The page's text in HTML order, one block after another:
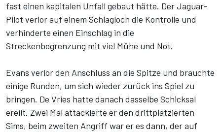
fast einen kapitalen Unfall gebaut hätte. Der Jaguar-
Pilot verlor auf einem Schlagloch die Kontrolle und
verhinderte einen Einschlag in die
Streckenbegrenzung mit viel Mühe und Not.
Evans verlor den Anschluss an die Spitze und brauchte
einige Runden, um sich wieder zurück ins Spiel zu
bringen. De Vries hatte danach dasselbe Schicksal
ereilt. Zwei Mal attackierte er den drittplatzierten
Sims, beim zweiten Angriff war er es dann, der auf